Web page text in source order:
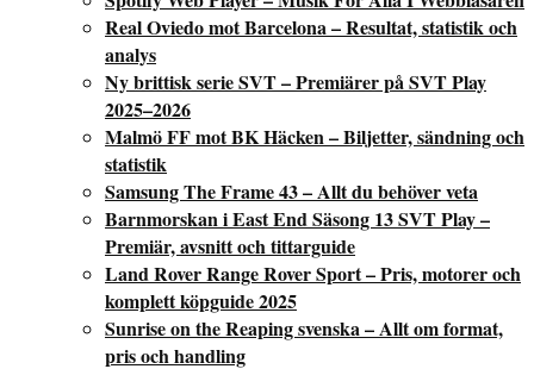
Real Oviedo mot Barcelona – Resultat, statistik och
analys
Ny brittisk serie SVT – Premiärer på SVT Play
2025–2026
Malmö FF mot BK Häcken – Biljetter, sändning och
statistik
Samsung The Frame 43 – Allt du behöver veta
Barnmorskan i East End Säsong 13 SVT Play –
Premiär, avsnitt och tittarguide
Land Rover Range Rover Sport – Pris, motorer och
komplett köpguide 2025
Sunrise on the Reaping svenska – Allt om format,
pris och handling